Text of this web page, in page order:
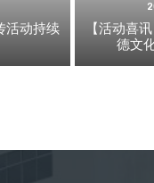
活动持续
【活动喜
德文